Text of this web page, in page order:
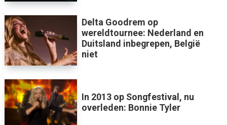
Delta Goodrem op
wereldtournee: Nederland en
Duitsland inbegrepen, België
niet
In 2013 op Songfestival, nu
overleden: Bonnie Tyler